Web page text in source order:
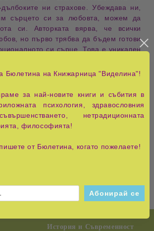
ни страхове. Убеждава ни,
сърцето си за любовта, можем да
си. Авторката вярва, че всички
но първо трябва да бъдем готови
си сърце. Това е уникален
са ни наранили в миналото и да
преградите, които сме издигнали
нараненото си сърце?
История и Съвременност
Бюлетина на Книжарница "Виделина"!
за най-новите книги и събития в
психология, здравословния
нетрадиционната
философията!
от Бюлетина, когато пожелаете!